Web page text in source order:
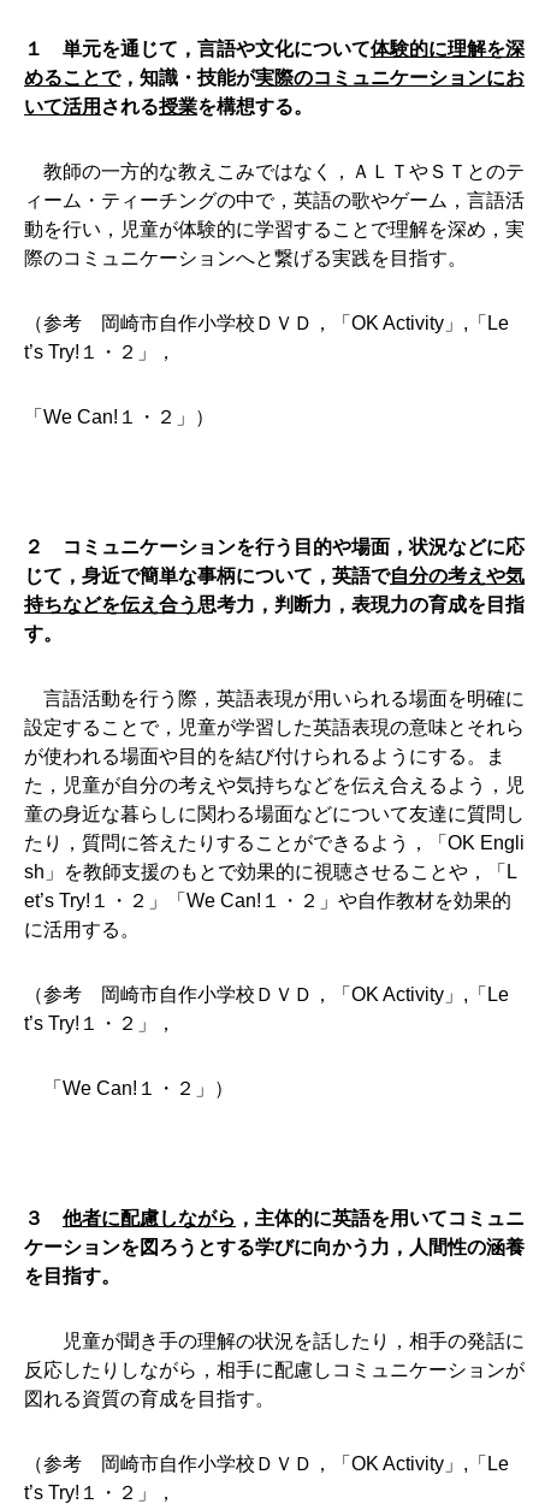
１ 単元を通じて，言語や文化について体験的に理解を深
めることで，知識・技能が実際のコミュニケーションにお
いて活用 される授業を構想する。
教師の一方的な教えこみではなく，ＡＬＴやＳＴとのテ
ィーム・ティーチングの中で，英語の歌やゲーム，言語活
動を行い，児童が体験的に学習することで理解を深め，実
際のコミュニケーションへと繋げる実践を目指す。
（参考 岡崎市自作小学校ＤＶＤ，「OK Activity」,「Le
t’s Try!１・２」，
「We Can!１・２」）
２ コミュニケーションを行う目的や場面，状況などに応
じて，身近で簡単な事柄について，英語で自分の考えや気
持ちなどを伝え合う思考力，判断力，表現力の育成を目指
す。
言語活動を行う際，英語表現が用いられる場面を明確に
設定することで，児童が学習した英語表現の意味とそれら
が使われる場面や目的を結び付けられるようにする。ま
た，児童が自分の考えや気持ちなどを伝え合えるよう，児
童の身近な暮らしに関わる場面などについて友達に質問し
たり，質問に答えたりすることができるよう，「OK Engli
sh」を教師支援のもとで効果的に視聴させることや，「L
et’s Try!１・２」「We Can!１・２」や自作教材を効果的
に活用する。
（参考 岡崎市自作小学校ＤＶＤ，「OK Activity」,「Le
t’s Try!１・２」，
「We Can!１・２」）
３ 他者に配慮しながら ，主体的に英語を用いてコミュニ
ケーションを図ろうとする学びに向かう力，人間性の涵養
を目指す。
児童が聞き手の理解の状況を話したり，相手の発話に
反応したりしながら，相手に配慮しコミュニケーションが
図れる資質の育成を目指す。
（参考 岡崎市自作小学校ＤＶＤ，「OK Activity」,「Le
t’s Try!１・２」，